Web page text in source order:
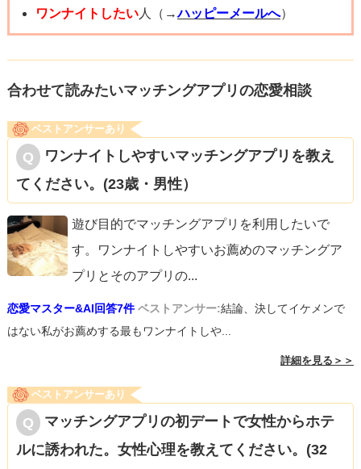
馳走様して差し上げてください。
に！
相談者様の誠実さは、きっとお相手に伝わりますよ！
「密室が良くない」と言われるのは、「男性から誘う場
合」という前提があります。
女性はまだ「その気」になっていないのに、男性側はガツ
ガツして恋人のようなムーブ（密室で二人きり）をするた
ですが今回の場合、彼女は密室になることに対して「その
気」になっているため、お互いの熱量に差が無い状態。
ですので、気にされなくても良い事案だと思います。
（だからと言って、軽々しくボティータッチなどしないよ
うにしてください）
ワンナイトしたい人（→ハッピーメールへ）
合わせて読みたいマッチングアプリの恋愛相談
ベストアンサーあり
ワンナイトしやすいマッチングアプリを教え
てください。(23歳・男性）
遊び目的でマッチングアプリを利用したいで
す。ワンナイトしやすいお薦めのマッチングア
プリとそのアプリの...
恋愛マスター&AI回答7件 ベストアンサー:結論、決してイケメンで
はない私がお薦めする最もワンナイトしや...
詳細を見る＞＞
ベストアンサーあり
マッチングアプリの初デートで女性からホテ
ルに誘われた。女性心理を教えてください。(32